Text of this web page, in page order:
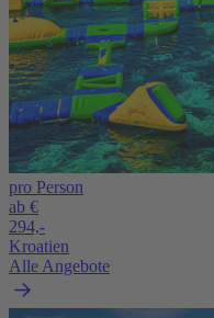
pro Person
ab €
294,-
Kroatien
Alle Angebote